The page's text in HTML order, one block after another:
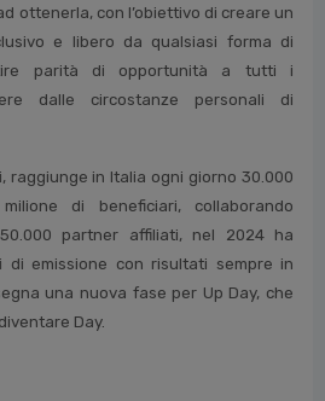
ottenerla, con l’obiettivo di creare un
e libero da qualsiasi forma di
parità di opportunità a tutti i
dalle circostanze personali di
raggiunge in Italia ogni giorno 30.000
di beneficiari, collaborando
partner affiliati, nel 2024 ha
di emissione con risultati sempre in
una nuova fase per Up Day, che
Day.